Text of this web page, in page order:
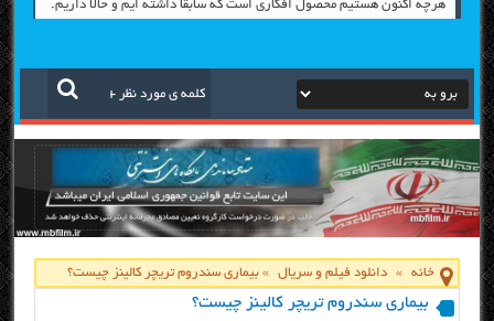
هرچه اکنون هستیم محصول افکاری است که سابقاً داشته ایم و حالا داریم.
خانه » دانلود فیلم و سریال »بیماری سندروم تریچر کالینز چیست؟
بیماری سندروم تریچر کالینز چیست؟